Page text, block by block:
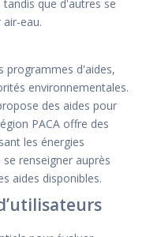
que d'autres se
eau.
programmes d'aides,
environnementales.
des aides pour
PACA offre des
les énergies
renseigner auprès
aides disponibles.